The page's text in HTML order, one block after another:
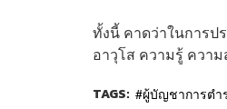
ทั้งนี้ คาดว่าในการป
อาวุโส ความรู้ ควา
TAGS: ผู้บัญชาการตำ